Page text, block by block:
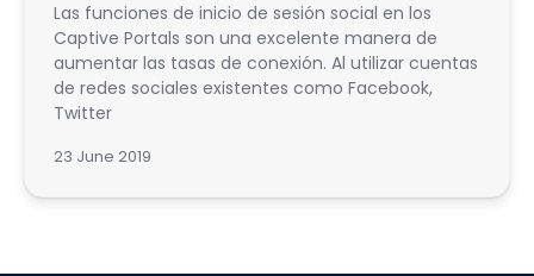
Las funciones de inicio de sesión social en los
Captive Portals son una excelente manera de
aumentar las tasas de conexión. Al utilizar cuentas
de redes sociales existentes como Facebook,
Twitter
23 June 2019